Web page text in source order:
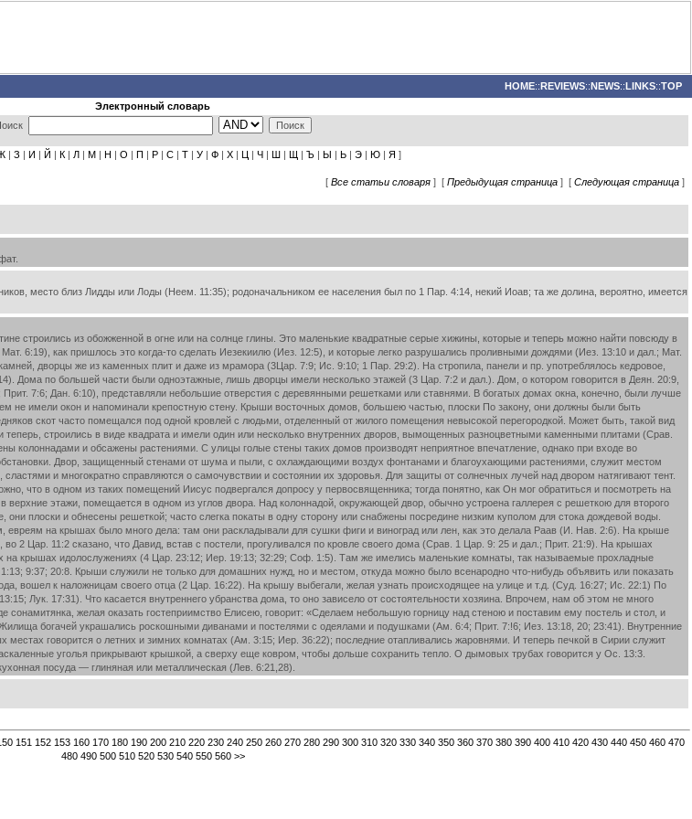
HOME::REVIEWS::NEWS::LINKS::TOP
Электронный словарь
| З | И | Й | К | Л | М | Н | О | П | Р | С | Т | У | Ф | Х | Ц | Ч | Ш | Щ | Ъ | Ы | Ь | Э | Ю | Я ]
[ Все статьи словаря ] [ Предыдущая страница ] [ Следующая страница ]
место близ Лидды или Лоды (Неем. 11:35); родоначальником ее населения был по 1 Пар. 4:14, некий Иоав; та же долина, вероятно, имеется
строились из обожженной в огне или на солнце глины. Это маленькие квадратные серые хижины, которые и теперь можно найти повсюду в
6:19), как пришлось это когда-то сделать Иезекиилю (Иез. 12:5), и которые легко разрушались проливными дождями (Иез. 13:10 и дал.; Мат.
дворцы же из каменных плит и даже из мрамора (3Цар. 7:9; Ис. 9:10; 1 Пар. 29:2). На стропила, панели и пр. употреблялось кедровое,
Дома по большей части были одноэтажные, лишь дворцы имели несколько этажей (3 Цар. 7:2 и дал.). Дом, о котором говорится в Деян. 20:9,
7:6; Дан. 6:10), представляли небольшие отверстия с деревянными решетками или ставнями. В богатых домах окна, конечно, были лучше
не имели окон и напоминали крепостную стену. Крыши восточных домов, большею частью, плоски По закону, они должны были быть
скот часто помещался под одной кровлей с людьми, отделенный от жилого помещения невысокой перегородкой. Может быть, такой вид
строились в виде квадрата и имели один или несколько внутренних дворов, вымощенных разноцветными каменными плитами (Срав.
и обсажены растениями. С улицы голые стены таких домов производят неприятное впечатление, однако при входе во
Двор, защищенный стенами от шума и пыли, с охлаждающими воздух фонтанами и благоухающими растениями, служит местом
и многократно справляются о самочувствии и состоянии их здоровья. Для защиты от солнечных лучей над двором натягивают тент.
что в одном из таких помещений Иисус подвергался допросу у первосвященника; тогда понятно, как Он мог обратиться и посмотреть на
этажи, помещается в одном из углов двора. Над колоннадой, окружающей двор, обычно устроена галлерея с решеткою для второго
плоски и обнесены решеткой; часто слегка покаты в одну сторону или снабжены посредине низким куполом для стока дождевой воды.
на крышах было много дела: там они раскладывали для сушки фиги и виноград или лен, как это делала Раав (И. Нав. 2:6). На крыше
2 Цар. 11:2 сказано, что Давид, встав с постели, прогуливался по кровле своего дома (Срав. 1 Цар. 9: 25 и дал.; Прит. 21:9). На крышах
крышах идолослужениях (4 Цар. 23:12; Иер. 19:13; 32:29; Соф. 1:5). Там же имелись маленькие комнаты, так называемые прохладные
9:37; 20:8. Крыши служили не только для домашних нужд, но и местом, откуда можно было всенародно что-нибудь объявить или показать
вошел к наложницам своего отца (2 Цар. 16:22). На крышу выбегали, желая узнать происходящее на улице и т.д. (Суд. 16:27; Ис. 22:1) По
Лук. 17:31). Что касается внутреннего убранства дома, то оно зависело от состоятельности хозяина. Впрочем, нам об этом не много
сонамитянка, желая оказать гостеприимство Елисею, говорит: «Сделаем небольшую горницу над стеною и поставим ему постель и стол, и
Жилища богачей украшались роскошными диванами и постелями с одеялами и подушками (Ам. 6:4; Прит. 7:!6; Иез. 13:18, 20; 23:41). Внутренние
говорится о летних и зимних комнатах (Ам. 3:15; Иер. 36:22); последние отапливались жаровнями. И теперь печкой в Сирии служит
уголья прикрывают крышкой, а сверху еще ковром, чтобы дольше сохранить тепло. О дымовых трубах говорится у Ос. 13:3.
посуда — глиняная или металлическая (Лев. 6:21,28).
151 152 153 160 170 180 190 200 210 220 230 240 250 260 270 280 290 300 310 320 330 340 350 360 370 380 390 400 410 420 430 440 450 460 470
480 490 500 510 520 530 540 550 560 >>